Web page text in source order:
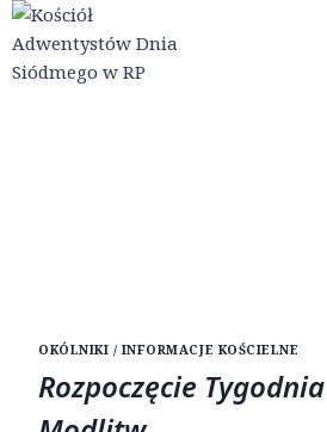
Przejdź
do
treści
OKÓLNIKI / INFORMACJE KOŚCIELNE
Rozpoczęcie Tygodnia